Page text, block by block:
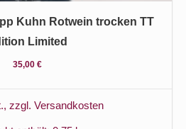
Kuhn Rotwein trocken TT
Limited
35,00 €
zzgl. Versandkosten